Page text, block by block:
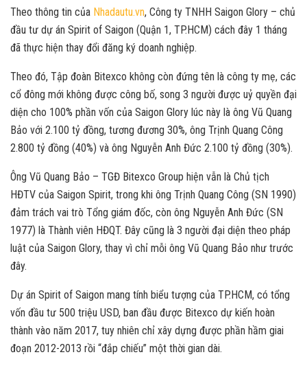
Theo thông tin của Nhadautu.vn, Công ty TNHH Saigon Glory – chủ
đầu tư dự án Spirit of Saigon (Quận 1, TP.HCM) cách đây 1 tháng
đã thực hiện thay đổi đăng ký doanh nghiệp.
Theo đó, Tập đoàn Bitexco không còn đứng tên là công ty mẹ, các
cổ đông mới không được công bố, song 3 người được uỷ quyền đại
diện cho 100% phần vốn của Saigon Glory lúc này là ông Vũ Quang
Bảo với 2.100 tỷ đồng, tương đương 30%, ông Trịnh Quang Công
2.800 tỷ đồng (40%) và ông Nguyễn Anh Đức 2.100 tỷ đồng (30%).
Ông Vũ Quang Bảo – TGĐ Bitexco Group hiện vẫn là Chủ tịch
HĐTV của Saigon Spirit, trong khi ông Trịnh Quang Công (SN 1990)
đảm trách vai trò Tổng giám đốc, còn ông Nguyễn Anh Đức (SN
1977) là Thành viên HĐQT. Đây cũng là 3 người đại diện theo pháp
luật của Saigon Glory, thay vì chỉ mỗi ông Vũ Quang Bảo như trước
đây.
Dự án Spirit of Saigon mang tính biểu tượng của TP.HCM, có tổng
vốn đầu tư 500 triệu USD, ban đầu được Bitexco dự kiến hoàn
thành vào năm 2017, tuy nhiên chỉ xây dựng được phần hầm giai
đoạn 2012-2013 rồi “đắp chiếu” một thời gian dài.